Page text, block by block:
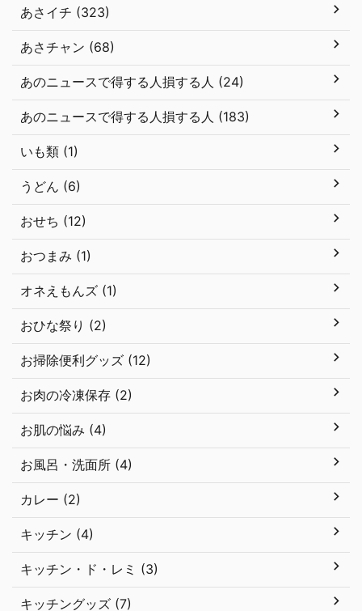
あさイチ (323)
あさチャン (68)
あのニュースで得する人損する人 (24)
あのニュースで得する人損する人 (183)
いも類 (1)
うどん (6)
おせち (12)
おつまみ (1)
オネえもんズ (1)
おひな祭り (2)
お掃除便利グッズ (12)
お肉の冷凍保存 (2)
お肌の悩み (4)
お風呂・洗面所 (4)
カレー (2)
キッチン (4)
キッチン・ド・レミ (3)
キッチングッズ (7)